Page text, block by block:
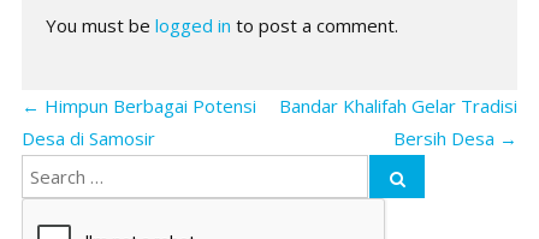
You must be logged in to post a comment.
← Himpun Berbagai Potensi
Desa di Samosir
Bandar Khalifah Gelar Tradisi
Bersih Desa →